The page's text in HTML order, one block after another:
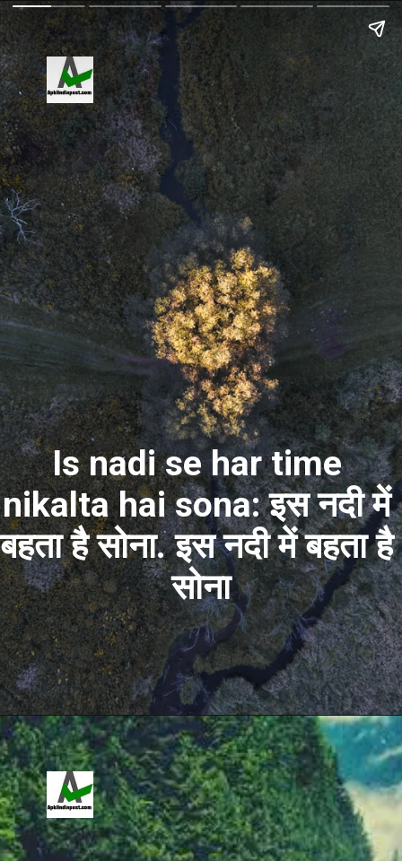
Is nadi se har time
nikalta hai sona: इस नदी में
बहता है सोना. इस नदी में बहता है
सोना